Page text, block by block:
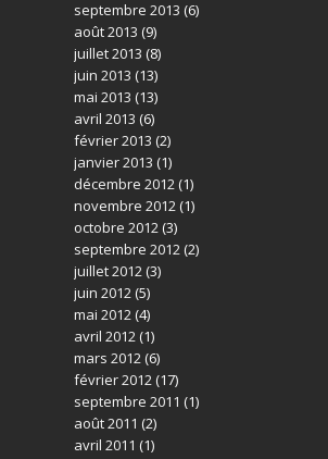
septembre 2013 (6)
août 2013 (9)
juillet 2013 (8)
juin 2013 (13)
mai 2013 (13)
avril 2013 (6)
février 2013 (2)
janvier 2013 (1)
décembre 2012(1)
novembre 2012(1)
octobre 2012(3)
septembre 2012(2)
juillet 2012(3)
juin 2012(5)
mai 2012(4)
avril 2012(1)
mars 2012(6)
février 2012(17)
septembre 2011 (1)
août 2011 (2)
avril 2011 (1)